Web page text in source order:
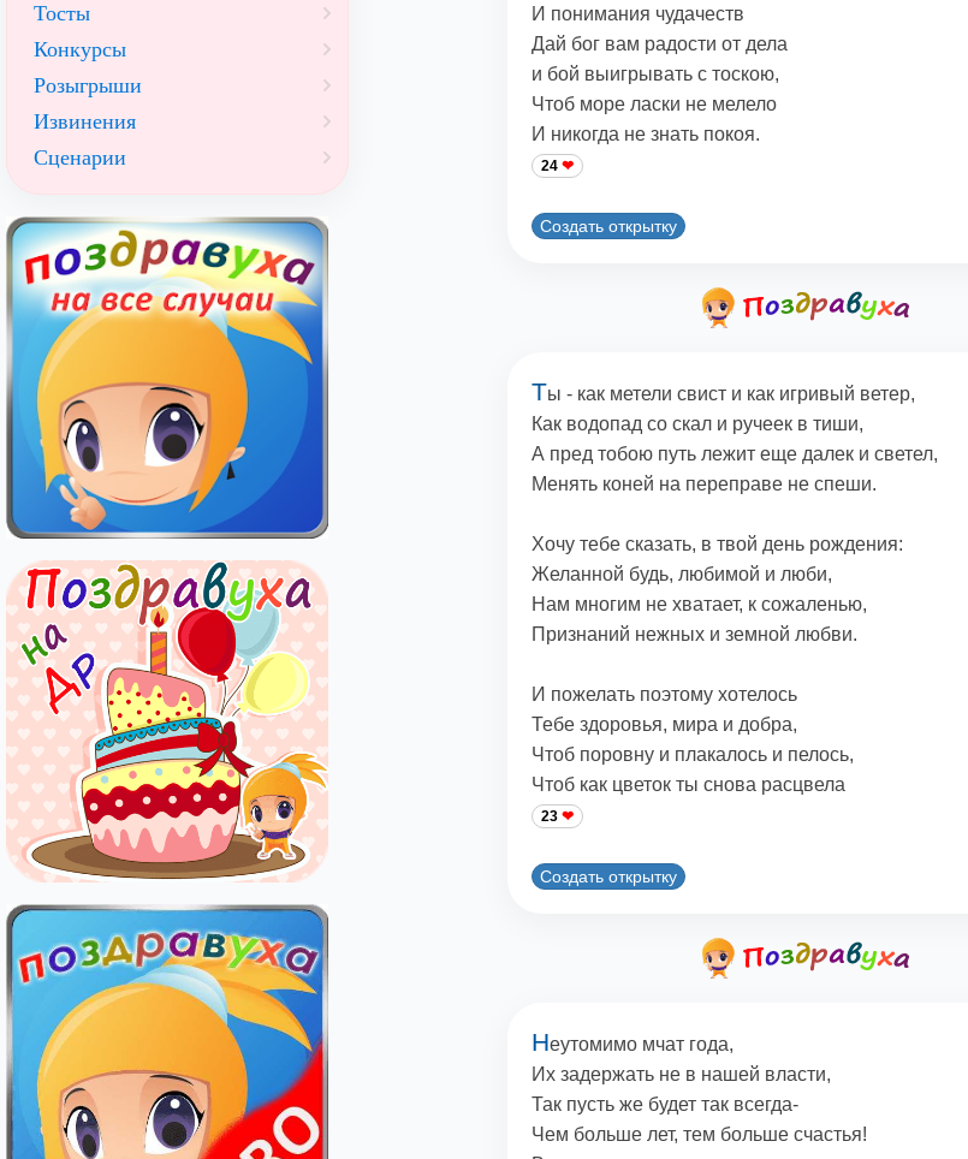
И понимания чудачеств
Дай бог вам радости от дела
и бой выигрывать с тоскою,
Чтоб море ласки не мелело
И никогда не знать покоя.
24
Создать открытку
Ты - как метели свист и как игривый ветер,
Как водопад со скал и ручеек в тиши,
А пред тобою путь лежит еще далек и светел,
Менять коней на переправе не спеши.
Хочу тебе сказать, в твой день рождения:
Желанной будь, любимой и люби,
Hам многим не хватает, к сожаленью,
Признаний нежных и земной любви.
И пожелать поэтому хотелось
Тебе здоровья, мира и добра,
Чтоб поровну и плакалось и пелось,
Чтоб как цветок ты снова расцвела
23
Создать открытку
Неутомимо мчат года,
Их задержать не в нашей власти,
Так пусть же будет так всегда-
Чем больше лет, тем больше счастья!
Тосты
Конкурсы
Розыгрыши
Извинения
Сценарии